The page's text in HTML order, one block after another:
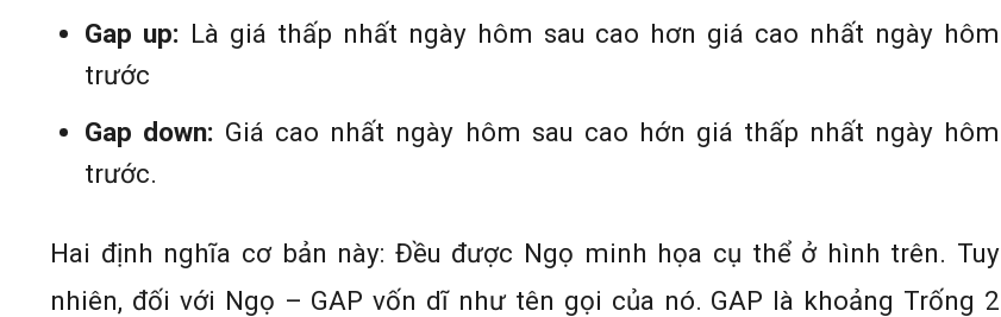
Gap up: Là giá thấp nhất ngày hôm sau cao hơn giá cao nhất ngày hôm
trước
Gap down: Giá cao nhất ngày hôm sau cao hớn giá thấp nhất ngày hôm
trước.
Hai định nghĩa cơ bản này: Đều được Ngọ minh họa cụ thể ở hình trên. Tuy
nhiên, đối với Ngọ – GAP vốn dĩ như tên gọi của nó. GAP là khoảng Trống 2